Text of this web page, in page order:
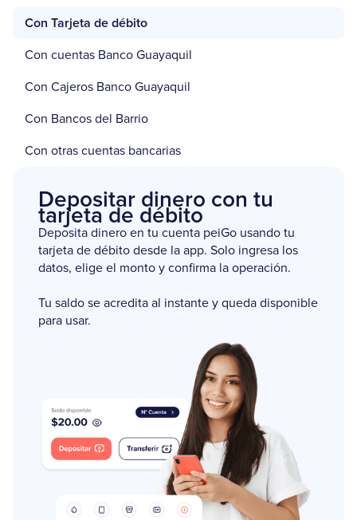
Con Tarjeta de débito
Con cuentas Banco Guayaquil
Con Cajeros Banco Guayaquil
Con Bancos del Barrio
Con otras cuentas bancarias
Depositar dinero con tu
tarjeta de débito
Deposita dinero en tu cuenta peiGo usando tu
tarjeta de débito desde la app. Solo ingresa los
datos, elige el monto y confirma la operación.
Tu saldo se acredita al instante y queda disponible
para usar.